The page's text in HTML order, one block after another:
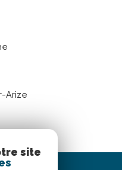
Arize
site